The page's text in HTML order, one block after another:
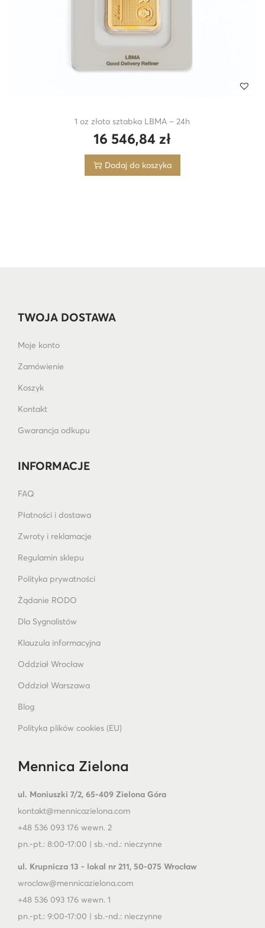
1 oz złota sztabka LBMA – 24h
16 546,84zł
Dodaj do koszyka
TWOJA DOSTAWA
Moje konto
Zamówienie
Koszyk
Kontakt
Gwarancja odkupu
INFORMACJE
FAQ
Płatności i dostawa
Zwroty i reklamacje
Regulamin sklepu
Polityka prywatności
Żądanie RODO
Dla Sygnalistów
Klauzula informacyjna
Oddział Wrocław
Oddział Warszawa
Blog
Polityka plików cookies (EU)
Mennica Zielona
ul. Moniuszki 7/2, 65-409 Zielona Góra
kontakt@mennicazielona.com
+48 536 093 176 wewn. 2
pn.-pt.: 8:00-17:00 | sb.-nd.: nieczynne
ul. Krupnicza 13 - lokal nr 211, 50-075 Wrocław
wroclaw@mennicazielona.com
+48 536 093 176 wewn. 1
pn.-pt.: 9:00-17:00 | sb.-nd.: nieczynne